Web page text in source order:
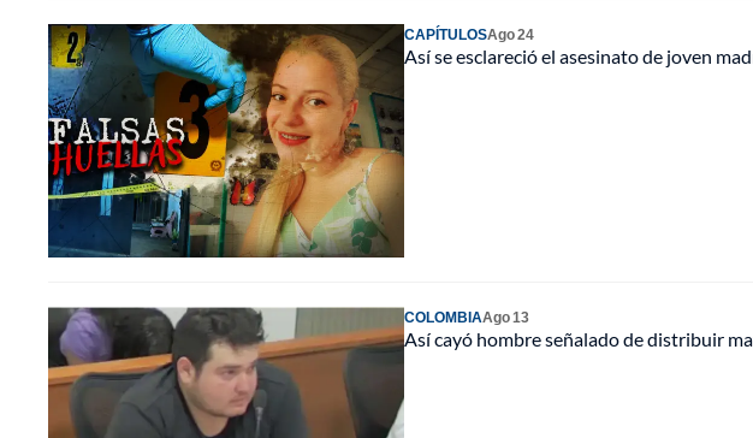
CAPÍTULOSAgo 24
Así se esclareció el asesinato de joven
COLOMBIAAgo 13
Así cayó hombre señalado de distribuir